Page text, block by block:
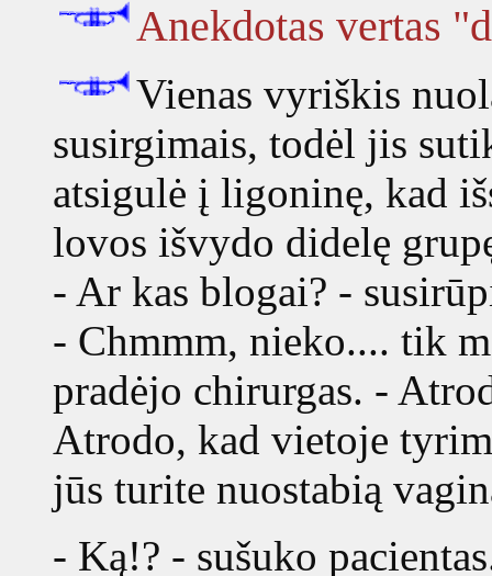
Anekdotas vertas
Vienas vyriškis
susirgimais, todėl jis
atsigulė į ligoninę, kad
lovos išvydo didelę
- Ar kas blogai? -
- Chmmm, nieko.... tik
pradėjo chirurgas. -
Atrodo, kad vietoje
jūs turite nuostabią
- Ką!? - sušuko